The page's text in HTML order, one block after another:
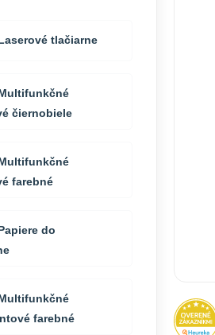
tlačiarne
čiernobiele
farebné
do
farebné